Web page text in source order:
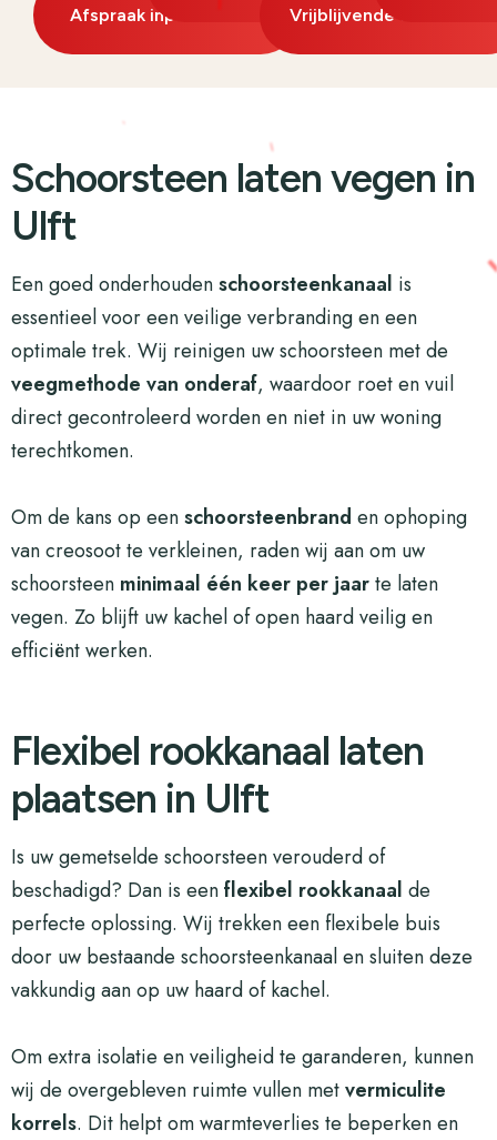
Afspraak inplannen Vrijblijvende offerte
Schoorsteen laten vegen in
Ulft
Een goed onderhoudenschoorsteenkanaal is
essentieel voor een veilige verbranding en een
optimale trek. Wij reinigen uw schoorsteen met de
veegmethode van onderaf, waardoor roet en vuil
direct gecontroleerd worden en niet in uw woning
terechtkomen.
Om de kans op eenschoorsteenbrand en ophoping
van creosoot te verkleinen, raden wij aan om uw
schoorsteen minimaal één keer per jaarte laten
vegen. Zo blijft uw kachel of open haard veilig en
efficiënt werken.
Flexibel rookkanaal laten
plaatsen in Ulft
Is uw gemetselde schoorsteen verouderd of
beschadigd? Dan is eenflexibel rookkanaal de
perfecte oplossing. Wij trekken een flexibele buis
door uw bestaande schoorsteenkanaal en sluiten deze
vakkundig aan op uw haard of kachel.
Om extra isolatie en veiligheid te garanderen, kunnen
wij de overgebleven ruimte vullen metvermiculite
korrels. Dit helpt om warmteverlies te beperken en